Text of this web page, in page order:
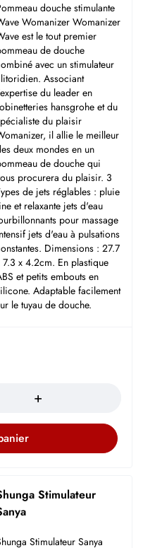
douche stimulante
Womanizer Womanizer
est le tout premier
de douche
avec un stimulateur
Associant
du leader en
hansgrohe et du
du plaisir
il allie le meilleur
deux mondes en un
de douche qui
procurera du plaisir. 3
de jets réglables : pluie
et relaxante jets d'eau
pour massage
jets d'eau à pulsations
Dimensions : 27.7
7.3 x 4.2cm. En plastique
et petits embouts en
Adaptable facilement
le tuyau de douche.
Stimulateur
Stimulateur Sanya